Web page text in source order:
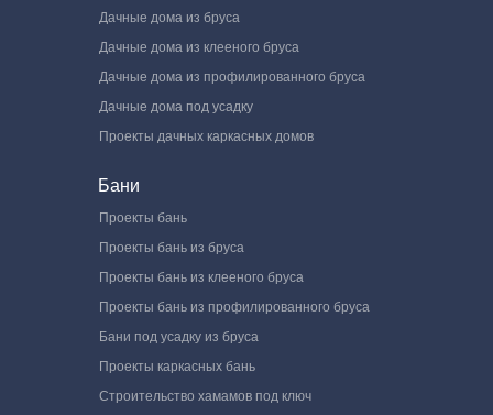
Дачные дома из бруса
Дачные дома из клееного бруса
Дачные дома из профилированного бруса
Дачные дома под усадку
Проекты дачных каркасных домов
Бани
Проекты бань
Проекты бань из бруса
Проекты бань из клееного бруса
Проекты бань из профилированного бруса
Бани под усадку из бруса
Проекты каркасных бань
Строительство хамамов под ключ